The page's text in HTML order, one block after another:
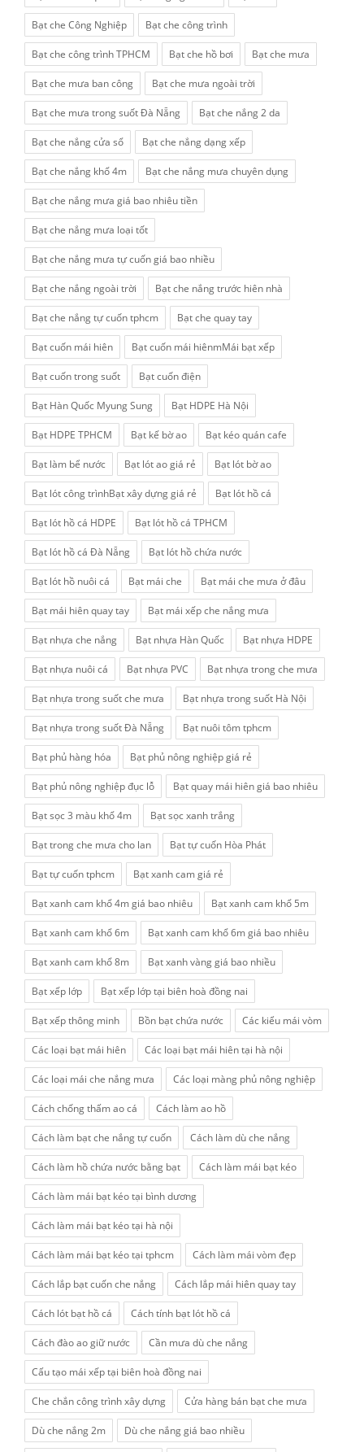
Bạt che Công Nghiệp Bạt che công trình
Bạt che công trình TPHCM Bạt che hồ bơi Bạt che mưa
Bạt che mưa ban công Bạt che mưa ngoài trời
Bạt che mưa trong suốt Đà Nẵng Bạt che nắng 2 da
Bạt che nắng cửa sổ Bạt che nắng dạng xếp
Bạt che nắng khổ 4m Bạt che nắng mưa chuyên dụng
Bạt che nắng mưa giá bao nhiêu tiền
Bạt che nắng mưa loại tốt
Bạt che nắng mưa tự cuốn giá bao nhiều
Bạt che nắng ngoài trời Bạt che nắng trước hiên nhà
Bạt che nắng tự cuốn tphcm Bạt che quay tay
Bạt cuốn mái hiên Bạt cuốn mái hiênmMái bạt xếp
Bạt cuốn trong suốt Bạt cuốn điện
Bạt Hàn Quốc Myung Sung Bạt HDPE Hà Nội
Bạt HDPE TPHCM Bạt kế bờ ao Bạt kéo quán cafe
Bạt làm bể nước Bạt lót ao giá rẻ Bạt lót bờ ao
Bạt lót công trìnhBạt xây dựng giá rẻ Bạt lót hồ cá
Bạt lót hồ cá HDPE Bạt lót hồ cá TPHCM
Bạt lót hồ cá Đà Nẵng Bạt lót hồ chứa nước
Bạt lót hồ nuôi cá Bạt mái che Bạt mái che mưa ở đâu
Bạt mái hiên quay tay Bạt mái xếp che nắng mưa
Bạt nhựa che nắng Bạt nhựa Hàn Quốc Bạt nhựa HDPE
Bạt nhựa nuôi cá Bạt nhựa PVC Bạt nhựa trong che mưa
Bạt nhựa trong suốt che mưa Bạt nhựa trong suốt Hà Nội
Bạt nhựa trong suốt Đà Nẵng Bạt nuôi tôm tphcm
Bạt phủ hàng hóa Bạt phủ nông nghiệp giá rẻ
Bạt phủ nông nghiệp đục lỗ Bạt quay mái hiên giá bao nhiêu
Bạt sọc 3 màu khổ 4m Bạt sọc xanh trắng
Bạt trong che mưa cho lan Bạt tự cuốn Hòa Phát
Bạt tự cuốn tphcm Bạt xanh cam giá rẻ
Bạt xanh cam khổ 4m giá bao nhiêu Bạt xanh cam khổ 5m
Bạt xanh cam khổ 6m Bạt xanh cam khổ 6m giá bao nhiêu
Bạt xanh cam khổ 8m Bạt xanh vàng giá bao nhiều
Bạt xếp lớp Bạt xếp lớp tại biên hoà đồng nai
Bạt xếp thông minh Bồn bạt chứa nước Các kiểu mái vòm
Các loại bạt mái hiên Các loại bạt mái hiên tại hà nội
Các loại mái che nắng mưa Các loại màng phủ nông nghiệp
Cách chống thấm ao cá Cách làm ao hồ
Cách làm bạt che nắng tự cuốn Cách làm dù che nắng
Cách làm hồ chứa nước bằng bạt Cách làm mái bạt kéo
Cách làm mái bạt kéo tại bình dương
Cách làm mái bạt kéo tại hà nội
Cách làm mái bạt kéo tại tphcm Cách làm mái vòm đẹp
Cách lắp bạt cuốn che nắng Cách lắp mái hiên quay tay
Cách lót bạt hồ cá Cách tính bạt lót hồ cá
Cách đào ao giữ nước Cần mưa dù che nắng
Cấu tạo mái xếp tại biên hoà đồng nai
Che chắn công trình xây dựng Cửa hàng bán bạt che mưa
Dù che nắng 2m Dù che nắng giá bao nhiều